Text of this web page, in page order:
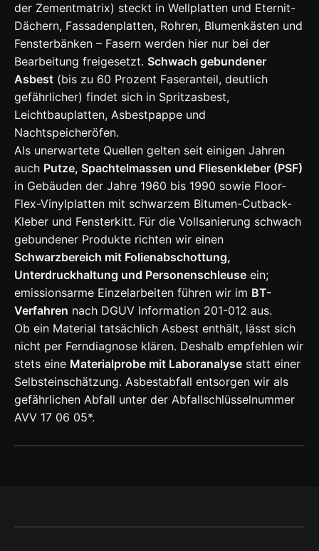
der Zementmatrix) steckt in Wellplatten und Eternit-
Dächern, Fassadenplatten, Rohren, Blumenkästen und
Fensterbänken – Fasern werden hier nur bei der
Bearbeitung freigesetzt. Schwach gebundener
Asbest (bis zu 60 Prozent Faseranteil, deutlich
gefährlicher) findet sich in Spritzasbest,
Leichtbauplatten, Asbestpappe und
Nachtspeicheröfen.
Als unerwartete Quellen gelten seit einigen Jahren
auch Putze, Spachtelmassen und Fliesenkleber (PSF)
in Gebäuden der Jahre 1960 bis 1990 sowie Floor-
Flex-Vinylplatten mit schwarzem Bitumen-Cutback-
Kleber und Fensterkitt. Für die Vollsanierung schwach
gebundener Produkte richten wir einen
Schwarzbereich mit Folienabschottung,
Unterdruckhaltung und Personenschleuse ein;
emissionsarme Einzelarbeiten führen wir im BT-
Verfahren nach DGUV Information 201-012 aus.
Ob ein Material tatsächlich Asbest enthält, lässt sich
nicht per Ferndiagnose klären. Deshalb empfehlen wir
stets eine Materialprobe mit Laboranalyse statt einer
Selbsteinschätzung. Asbestabfall entsorgen wir als
gefährlichen Abfall unter der Abfallschlüsselnummer
AVV 17 06 05*.